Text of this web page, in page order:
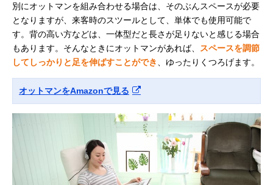
別にオットマンを組み合わせる場合は、そのぶんスペースが必要
となりますが、来客時のスツールとして、単体でも使用可能で
す。背の高い方などは、一体型だと長さが足りないと感じる場合
もあります。そんなときにオットマンがあれば、
スペースを調節
してしっかりと足を伸ばすことができ
、ゆったりくつろげます。
オットマンをAmazonで見る